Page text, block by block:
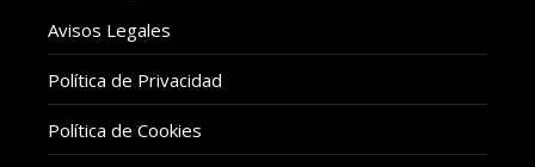
Avisos Legales
Política de Privacidad
Política de Cookies